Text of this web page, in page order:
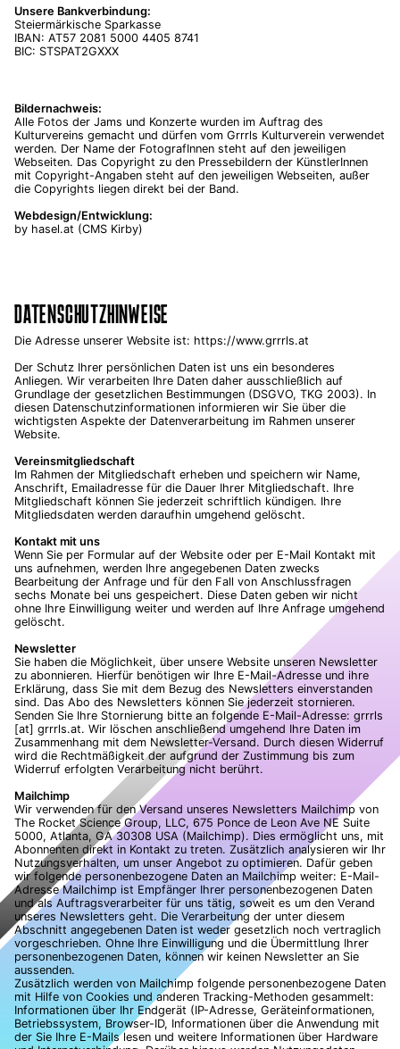
Unsere Bankverbindung:
Steiermärkische Sparkasse
IBAN: AT57 2081 5000 4405 8741
BIC: STSPAT2GXXX
Bildernachweis:
Alle Fotos der Jams und Konzerte wurden im Auftrag des
Kulturvereins gemacht und dürfen vom Grrrls Kulturverein verwendet
werden. Der Name der FotografInnen steht auf den jeweiligen
Webseiten. Das Copyright zu den Pressebildern der KünstlerInnen
mit Copyright-Angaben steht auf den jeweiligen Webseiten, außer
die Copyrights liegen direkt bei der Band.
Webdesign/Entwicklung:
by hasel.at (CMS Kirby)
DATENSCHUTZHINWEISE
Die Adresse unserer Website ist: https://www.grrrls.at
Der Schutz Ihrer persönlichen Daten ist uns ein besonderes
Anliegen. Wir verarbeiten Ihre Daten daher ausschließlich auf
Grundlage der gesetzlichen Bestimmungen (DSGVO, TKG 2003). In
diesen Datenschutzinformationen informieren wir Sie über die
wichtigsten Aspekte der Datenverarbeitung im Rahmen unserer
Website.
Vereinsmitgliedschaft
Im Rahmen der Mitgliedschaft erheben und speichern wir Name,
Anschrift, Emailadresse für die Dauer Ihrer Mitgliedschaft. Ihre
Mitgliedschaft können Sie jederzeit schriftlich kündigen. Ihre
Mitgliedsdaten werden daraufhin umgehend gelöscht.
Kontakt mit uns
Wenn Sie per Formular auf der Website oder per E-Mail Kontakt mit
uns aufnehmen, werden Ihre angegebenen Daten zwecks
Bearbeitung der Anfrage und für den Fall von Anschlussfragen
sechs Monate bei uns gespeichert. Diese Daten geben wir nicht
ohne Ihre Einwilligung weiter und werden auf Ihre Anfrage umgehend
gelöscht.
Newsletter
Sie haben die Möglichkeit, über unsere Website unseren Newsletter
zu abonnieren. Hierfür benötigen wir Ihre E-Mail-Adresse und ihre
Erklärung, dass Sie mit dem Bezug des Newsletters einverstanden
sind. Das Abo des Newsletters können Sie jederzeit stornieren.
Senden Sie Ihre Stornierung bitte an folgende E-Mail-Adresse: grrrls
[at] grrrls.at. Wir löschen anschließend umgehend Ihre Daten im
Zusammenhang mit dem Newsletter-Versand. Durch diesen Widerruf
wird die Rechtmäßigkeit der aufgrund der Zustimmung bis zum
Widerruf erfolgten Verarbeitung nicht berührt.
Mailchimp
Wir verwenden für den Versand unseres Newsletters Mailchimp von
The Rocket Science Group, LLC, 675 Ponce de Leon Ave NE Suite
5000, Atlanta, GA 30308 USA (Mailchimp). Dies ermöglicht uns, mit
Abonnenten direkt in Kontakt zu treten. Zusätzlich analysieren wir Ihr
Nutzungsverhalten, um unser Angebot zu optimieren. Dafür geben
wir folgende personenbezogene Daten an Mailchimp weiter: E-Mail-
Adresse Mailchimp ist Empfänger Ihrer personenbezogenen Daten
und als Auftragsverarbeiter für uns tätig, soweit es um den Verand
unseres Newsletters geht. Die Verarbeitung der unter diesem
Abschnitt angegebenen Daten ist weder gesetzlich noch vertraglich
vorgeschrieben. Ohne Ihre Einwilligung und die Übermittlung Ihrer
personenbezogenen Daten, können wir keinen Newsletter an Sie
aussenden.
Zusätzlich werden von Mailchimp folgende personenbezogene Daten
mit Hilfe von Cookies und anderen Tracking-Methoden gesammelt:
Informationen über Ihr Endgerät (IP-Adresse, Geräteinformationen,
Betriebssystem, Browser-ID, Informationen über die Anwendung mit
der Sie Ihre E-Mails lesen und weitere Informationen über Hardware